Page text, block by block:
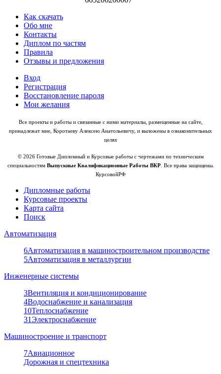
Как скачать
Обо мне
Контакты
Диплом по частям
Правила
Отзывы и предложения
Вход
Регистрация
Восстановление пароля
Мои желания
Все проекты и работы и связанные с ними материалы, размещенные на сайте,
принадлежат мне, Коротаеву Алексею Анатольевичу, и выложены в ознакомительных
целях
© 2026 Готовые Дипломный и Курсовые работы с чертежами по техническим
специальностям Выпускные Квалификационные Работы ВКР. Все права защищены.
КурсовойРФ
Дипломные работы
Курсовые проекты
Карта сайта
Поиск
Автоматизация
6Автоматизация в машиностроительном производстве
5Автоматизация в металлургии
Инженерные системы
3Вентиляция и кондиционирование
4Водоснабжение и канализация
10Теплоснабжение
31Электроснабжение
Машиностроение и транспорт
7Авиационное
Дорожная и спецтехника